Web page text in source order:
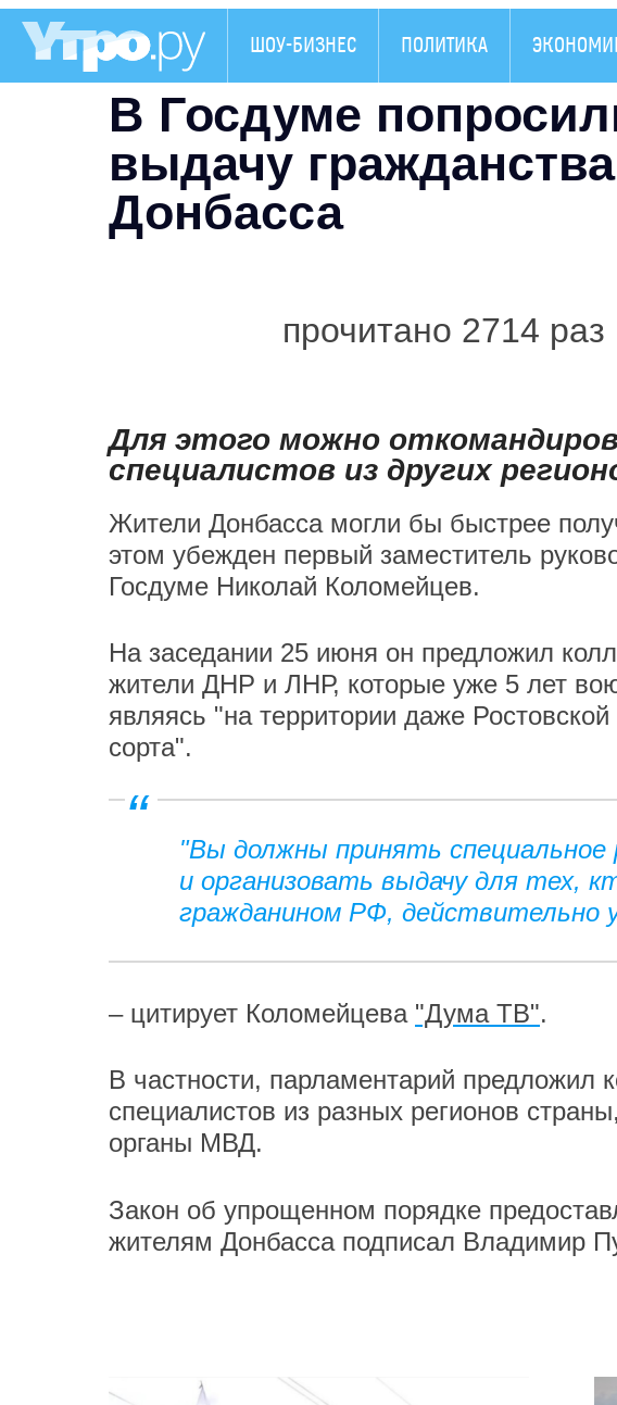
ШОУ-БИЗНЕС ПОЛИТИКА
В Госдуме
выдачу
Донбасса
прочитано 2714 раз
Для этого можно
специалистов из других
Жители Донбасса могли бы быстрее
этом убежден первый заместитель
Госдуме Николай Коломейцев.
На заседании 25 июня он предложил
жители ДНР и ЛНР, которые уже 5 лет
являясь "на территории даже
сорта".
"Вы должны принять
и организовать выдачу для тех,
гражданином РФ, действительно
– цитирует Коломейцева "Дума ТВ".
В частности, парламентарий предложил
специалистов из разных регионов
органы МВД.
Закон об упрощенном порядке
жителям Донбасса подписал Владимир